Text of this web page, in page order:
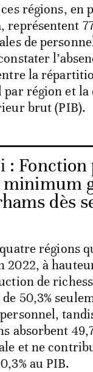
régions, en
représentent
de
la
par région et
brut (PIB).
: Fonction
minimum
dès
régions
2022, à
de
de 50,3%
absorbent
et ne
au PIB.